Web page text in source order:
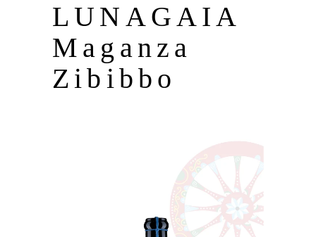
LUNAGAIA
Maganza
Zibibbo